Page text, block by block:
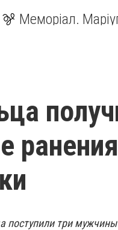
Меморіал.
поступили три